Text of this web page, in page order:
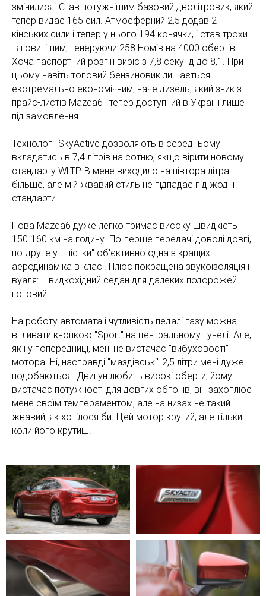
змінилися. Став потужнішим базовий дволітровик, який
тепер видає 165 сил. Атмосферний 2,5 додав 2
кінських сили і тепер у нього 194 конячки, і став трохи
тяговитішим, генеруючи 258 Номів на 4000 обертів.
Хоча паспортний розгін виріс з 7,8 секунд до 8,1. При
цьому навіть топовий бензиновик лишається
екстремально економічним, наче дизель, який зник з
прайс-листів Mazda6 і тепер доступний в Україні лише
під замовлення.
Технології SkyActive дозволяють в середньому
вкладатись в 7,4 літрів на сотню, якщо вірити новому
стандарту WLTP. В мене виходило на півтора літра
більше, але мій жвавий стиль не підпадає під жодні
стандарти.
Нова Mazda6 дуже легко тримає високу швидкість
150-160 км на годину. По-перше передачі доволі довгі,
по-друге у "шістки" об'єктивно одна з кращих
аеродинаміка в класі. Плюс покращена звукоізоляція і
вуаля: швидкохідний седан для далеких подорожей
готовий.
На роботу автомата і чутливість педалі газу можна
впливати кнопкою "Sport" на центральному тунелі. Але,
як і у попередниці, мені не вистачає "вибуховості"
мотора. Ні, насправді "маздівські" 2,5 літри мені дуже
подобаються. Двигун любить високі оберти, йому
вистачає потужності для довгих обгонів, він захоплює
мене своїм темпераментом, але на низах не такий
жвавий, як хотілося би. Цей мотор крутий, але тільки
коли його крутиш.